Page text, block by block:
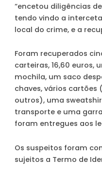
“encetou diligências
tendo vindo a
local do crime, e a
Foram recuperados
carteiras, 16,60 euros,
mochila, um saco
chaves, vários cartões
outros), uma
transporte e uma
foram entregues aos
Os suspeitos foram
sujeitos a Termo de